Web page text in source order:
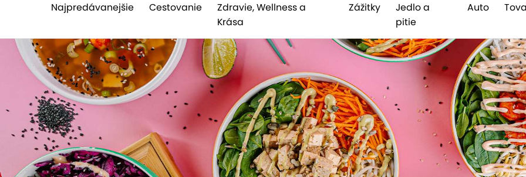
Najpredávanejšie Cestovanie
Zdravie, Wellness a
Krása
Zážitky
Jedlo a
pitie
Auto